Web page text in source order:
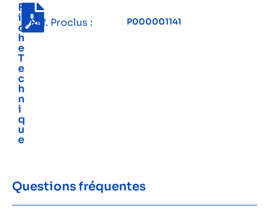
F
i
c
h
e
T
e
c
h
n
i
q
u
e
Réf. Proclus : P000001141
Questions fréquentes